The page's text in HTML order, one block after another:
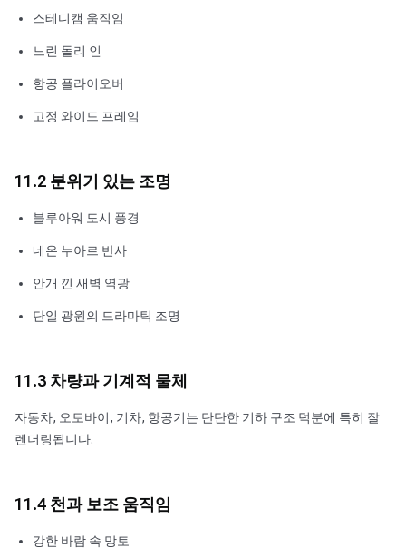
스테디캠 움직임
느린 돌리 인
항공 플라이오버
고정 와이드 프레임
11.2 분위기 있는 조명
블루아워 도시 풍경
네온 누아르 반사
안개 낀 새벽 역광
단일 광원의 드라마틱 조명
11.3 차량과 기계적 물체
자동차, 오토바이, 기차, 항공기는 단단한 기하 구조 덕분에 특히 잘
렌더링됩니다.
11.4 천과 보조 움직임
강한 바람 속 망토